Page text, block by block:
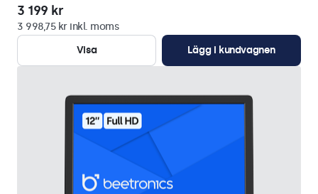
3 199 kr
3 998,75 kr inkl. moms
Visa
Lägg i kundvagnen